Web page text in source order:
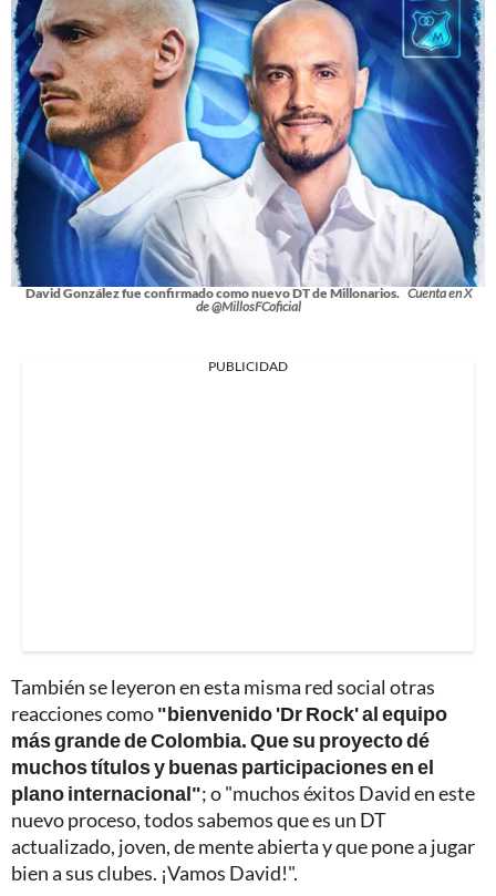
David González fue confirmado como nuevo DT de Millonarios. Cuenta en X
de @MillosFCoficial
PUBLICIDAD
También se leyeron en esta misma red social otras
reacciones como"bienvenido 'Dr Rock' al equipo
más grande de Colombia. Que su proyecto dé
muchos títulos y buenas participaciones en el
plano internacional"; o "muchos éxitos David en este
nuevo proceso, todos sabemos que es un DT
actualizado, joven, de mente abierta y que pone a jugar
bien a sus clubes. ¡Vamos David!".